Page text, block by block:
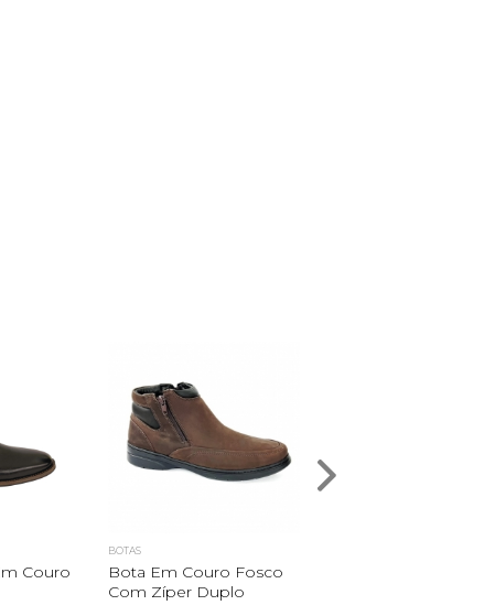
Couro
BOTAS
Bota Em Couro Fosco
Com Zíper Duplo